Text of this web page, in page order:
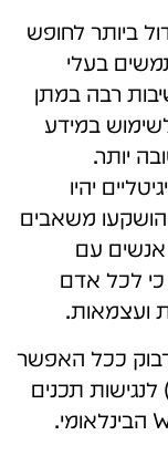
ביותר לחופש
בעלי
רבה במתן
במידע
יותר.
יהיו
הושקעו משאבים
עם
כי לכל אדם
ועצמאות.
ככל האפשר
התקן הישראלי (ת"י 5568) לנגישות תכנים